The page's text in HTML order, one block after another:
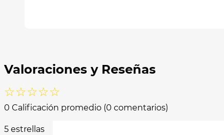
☆☆☆☆☆
0 Calificación promedio (0 comentarios)
5 estrellas